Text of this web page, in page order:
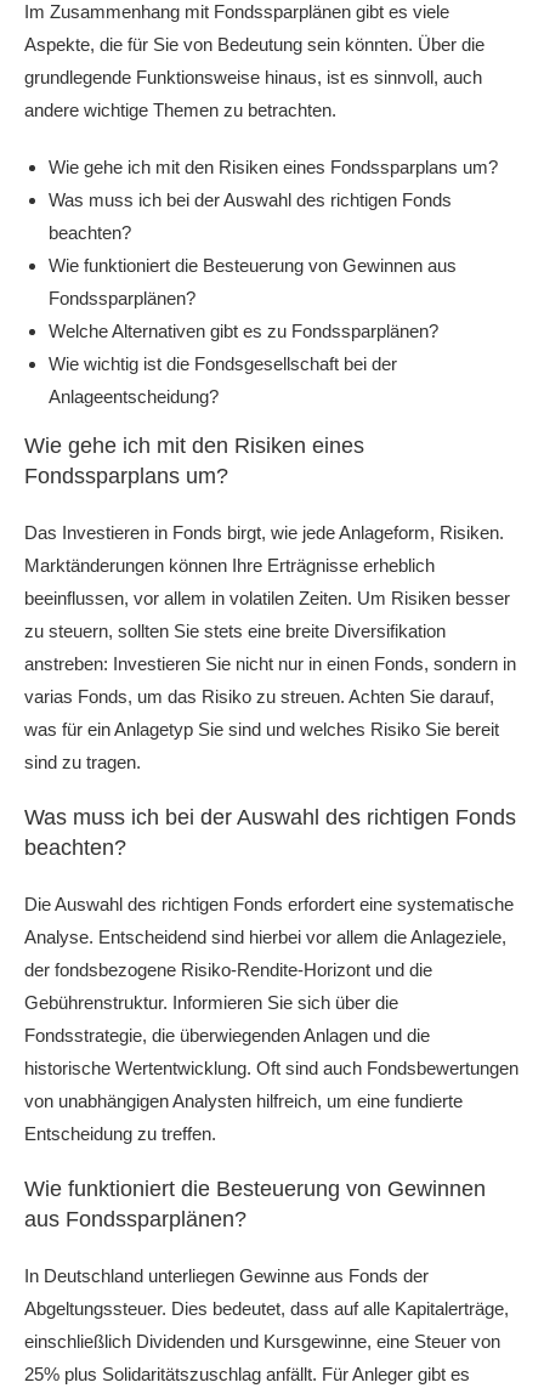
Im Zusammenhang mit Fondssparplänen gibt es viele
Aspekte, die für Sie von Bedeutung sein könnten. Über die
grundlegende Funktionsweise hinaus, ist es sinnvoll, auch
andere wichtige Themen zu betrachten.
Wie gehe ich mit den Risiken eines Fondssparplans um?
Was muss ich bei der Auswahl des richtigen Fonds
beachten?
Wie funktioniert die Besteuerung von Gewinnen aus
Fondssparplänen?
Welche Alternativen gibt es zu Fondssparplänen?
Wie wichtig ist die Fondsgesellschaft bei der
Anlageentscheidung?
Wie gehe ich mit den Risiken eines
Fondssparplans um?
Das Investieren in Fonds birgt, wie jede Anlageform, Risiken.
Marktänderungen können Ihre Erträgnisse erheblich
beeinflussen, vor allem in volatilen Zeiten. Um Risiken besser
zu steuern, sollten Sie stets eine breite Diversifikation
anstreben: Investieren Sie nicht nur in einen Fonds, sondern in
varias Fonds, um das Risiko zu streuen. Achten Sie darauf,
was für ein Anlagetyp Sie sind und welches Risiko Sie bereit
sind zu tragen.
Was muss ich bei der Auswahl des richtigen Fonds
beachten?
Die Auswahl des richtigen Fonds erfordert eine systematische
Analyse. Entscheidend sind hierbei vor allem die Anlageziele,
der fondsbezogene Risiko-Rendite-Horizont und die
Gebührenstruktur. Informieren Sie sich über die
Fondsstrategie, die überwiegenden Anlagen und die
historische Wertentwicklung. Oft sind auch Fondsbewertungen
von unabhängigen Analysten hilfreich, um eine fundierte
Entscheidung zu treffen.
Wie funktioniert die Besteuerung von Gewinnen
aus Fondssparplänen?
In Deutschland unterliegen Gewinne aus Fonds der
Abgeltungssteuer. Dies bedeutet, dass auf alle Kapitalerträge,
einschließlich Dividenden und Kursgewinne, eine Steuer von
25% plus Solidaritätszuschlag anfällt. Für Anleger gibt es